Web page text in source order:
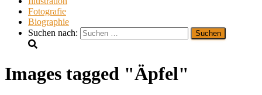
Fotografie
Biographie
Suchen nach:
Images tagged "Äpfel"